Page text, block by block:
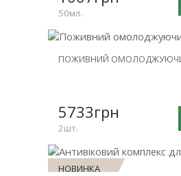
50мл.
НОВИНКА
-31%
ПОЖИВНИЙ
5733грн
2шт.
НОВИНКА